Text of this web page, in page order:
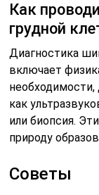
Как
грудной
Диагностика
включает
необходимости,
как
или биопсия.
природу
Советы